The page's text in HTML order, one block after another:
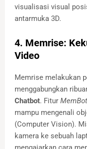
visualisasi visual
antarmuka 3D.
4. Memrise:
Video
Memrise melakukan
menggabungkan
Chatbot. Fitur MemBot
mampu mengenali
(Computer Vision).
kamera ke sebuah